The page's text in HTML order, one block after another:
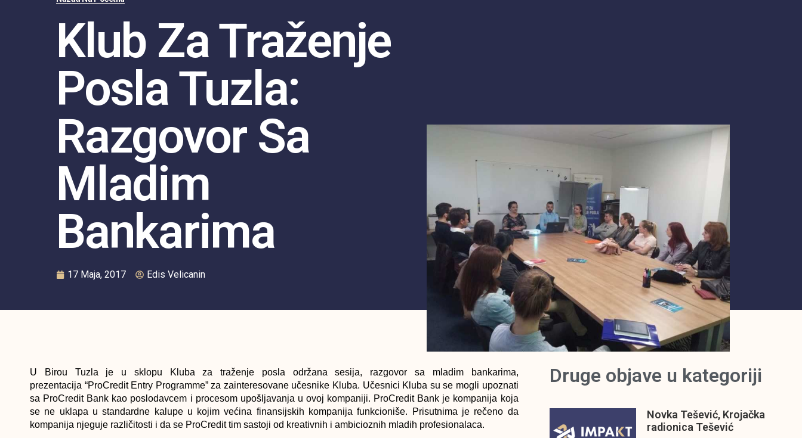
Klub Za Traženje
Posla Tuzla:
Razgovor Sa
Mladim
Bankarima
17 Maja, 2017 Edis Velicanin
U Birou Tuzla je u sklopu Kluba za traženje posla održana sesija, razgovor sa mladim bankarima,
prezentacija “ProCredit Entry Programme” za zainteresovane učesnike Kluba. Učesnici Kluba su se mogli upoznati
sa ProCredit Bank kao poslodavcem i procesom upošljavanja u ovoj kompaniji. ProCredit Bank je kompanija koja
se ne uklapa u standardne kalupe u kojim većina finansijskih kompanija funkcioniše. Prisutnima je rečeno da
kompanija njeguje različitosti i da se ProCredit tim sastoji od kreativnih i ambicioznih mladih profesionalaca.
Druge objave u kategoriji
Novka Tešević, Krojačka
radionica Tešević